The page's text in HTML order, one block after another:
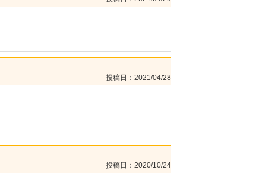
投稿日
2021/04/28
投稿日
2020/10/24